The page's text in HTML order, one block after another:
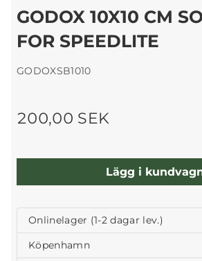
GODOX 10X10 CM
FOR SPEEDLITE
GODOXSB1010
200,00 SEK
Lägg i
Onlinelager (1-2 dagar lev.)
Köpenhamn